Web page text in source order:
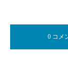
0 コメ